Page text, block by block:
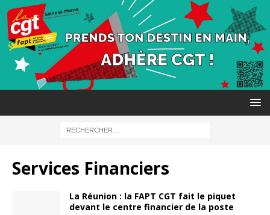
Services Financiers
La Réunion : la FAPT CGT fait le piquet
devant le centre financier de la poste